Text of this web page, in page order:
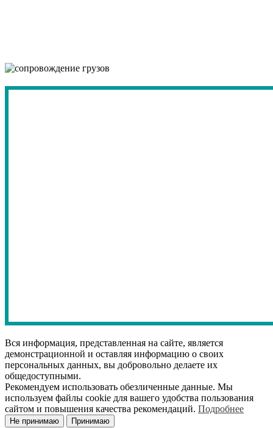
Вся информация, представленная на сайте, является
демонстрационной и оставляя информацию о своих
персональных данных, вы добровольно делаете их
общедоступными.
Рекомендуем использовать обезличенные данные. Мы
используем файлы cookie для вашего удобства пользования
сайтом и повышения качества рекомендаций. Подробнее
Не принимаю Принимаю